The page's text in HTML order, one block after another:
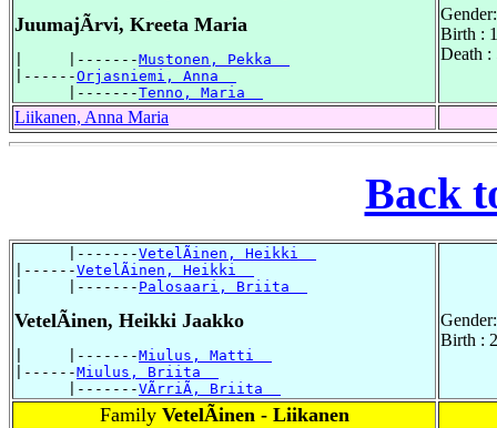
JuumajÃrvi, Kreeta Maria
|     |-------Mustonen, Pekka
|------Orjasniemi, Anna
      |-------
Tenno, Maria
Birth :
Death
Liikanen, Anna Maria
Back
      |-------
VetelÃinen, Heikki
|------VetelÃinen, Heikki
|     |------- Palosaari, Briita
VetelÃinen, Heikki Jaakko
|     |-------Miulus, Matti
|------Miulus, Briita
      |-------
VÃrriÃ, Briita
Birth :
Family VetelÃinen - Liikanen